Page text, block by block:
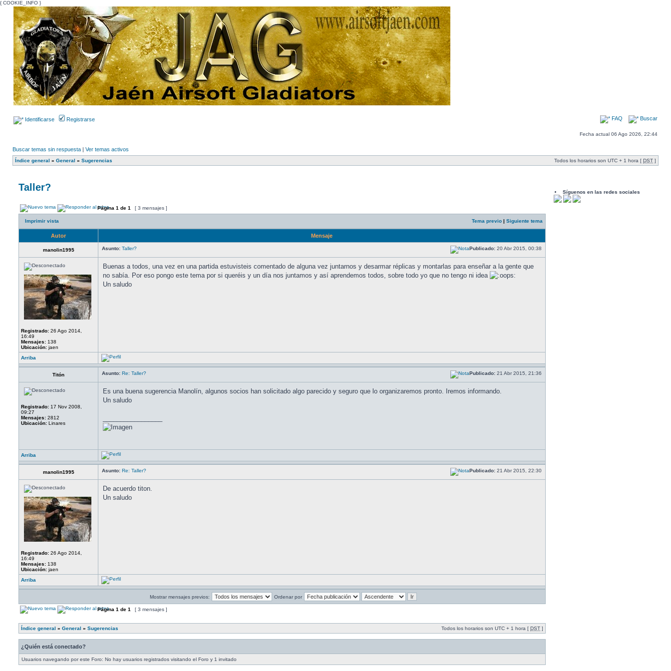
{ COOKIE_INFO }
Identificarse Registrarse FAQ Buscar
Fecha actual 06 Ago 2026, 22:44
Buscar temas sin respuesta | Ver temas activos
Índice general » General » Sugerencias Todos los horarios son UTC + 1 hora [ DST ]
Taller?
Página 1 de 1 [ 3 mensajes ]
Imprimir vista Tema previo | Siguiente tema
Autor Mensaje
manolin1995 Asunto: Taller? Publicado: 20 Abr 2015, 00:38
Registrado: 26 Ago 2014,
16:49
Mensajes: 138
Ubicación: jaen
Buenas a todos, una vez en una partida estuvisteis comentado de alguna vez juntarnos y desarmar réplicas y montarlas para enseñar a la gente que
no sabía. Por eso pongo este tema por si queréis y un día nos juntamos y así aprendemos todos, sobre todo yo que no tengo ni idea
Un saludo
Arriba
Titón Asunto: Re: Taller? Publicado: 21 Abr 2015, 21:36
Registrado: 17 Nov 2008,
09:27
Mensajes: 2812
Ubicación: Linares
Es una buena sugerencia Manolín, algunos socios han solicitado algo parecido y seguro que lo organizaremos pronto. Iremos informando.
Un saludo
Arriba
manolin1995 Asunto: Re: Taller? Publicado: 21 Abr 2015, 22:30
Registrado: 26 Ago 2014,
16:49
Mensajes: 138
Ubicación: jaen
De acuerdo titon.
Un saludo
Arriba
Mostrar mensajes previos: Ordenar por
Página 1 de 1 [ 3 mensajes ]
Índice general » General » Sugerencias Todos los horarios son UTC + 1 hora [ DST ]
¿Quién está conectado?
Usuarios navegando por este Foro: No hay usuarios registrados visitando el Foro y 1 invitado
Síguenos en las redes sociales